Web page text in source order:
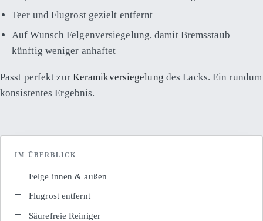
Teer und Flugrost gezielt entfernt
Auf Wunsch Felgenversiegelung, damit Bremsstaub
künftig weniger anhaftet
Passt perfekt zur Keramikversiegelung des Lacks. Ein rundum
konsistentes Ergebnis.
IM ÜBERBLICK
Felge innen & außen
Flugrost entfernt
Säurefreie Reiniger